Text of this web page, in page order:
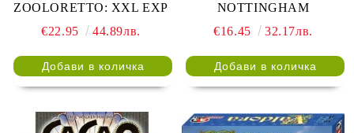
ZOOLORETTO: XXL EXP
€22.95
44.89лв.
NOTTINGHAM
€16.45
32.17лв.